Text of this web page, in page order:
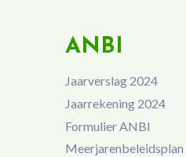
ANBI
Jaarverslag 2024
Jaarrekening 2024
Formulier ANBI
Meerjarenbeleidsplan